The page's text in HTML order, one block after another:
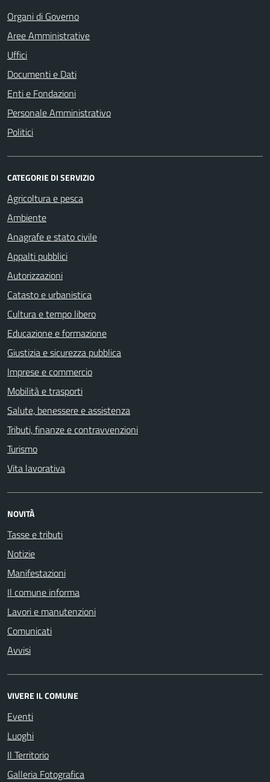
Organi di Governo
Aree Amministrative
Uffici
Documenti e Dati
Enti e Fondazioni
Personale Amministrativo
Politici
CATEGORIE DI SERVIZIO
Agricoltura e pesca
Ambiente
Anagrafe e stato civile
Appalti pubblici
Autorizzazioni
Catasto e urbanistica
Cultura e tempo libero
Educazione e formazione
Giustizia e sicurezza pubblica
Imprese e commercio
Mobilità e trasporti
Salute, benessere e assistenza
Tributi, finanze e contravvenzioni
Turismo
Vita lavorativa
NOVITÀ
Tasse e tributi
Notizie
Manifestazioni
Il comune informa
Lavori e manutenzioni
Comunicati
Avvisi
VIVERE IL COMUNE
Eventi
Luoghi
Il Territorio
Galleria Fotografica